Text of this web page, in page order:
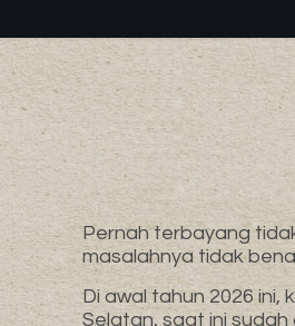
Pernah terbayang
masalahnya tidak
Di awal tahun 2026 ini,
Selatan, saat ini sudah